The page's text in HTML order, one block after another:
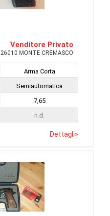
Venditore Privato
26010 MONTE CREMASCO
Arma Corta
Semiautomatica
7,65
n.d.
Dettagli»